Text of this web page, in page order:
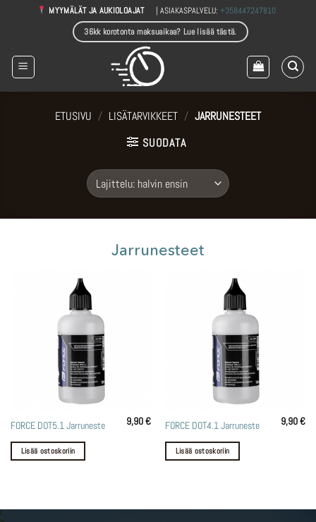
MYYMÄLÄT JA AUKIOLOAJAT | ASIAKASPALVELU:+358447247810
36kk korotonta maksuaikaa? Lue lisää tästä.
ETUSIVU / LISÄTARVIKKEET / JARRUNESTEET
SUODATA
Jarrunesteet
FORCE DOT5.1 Jarruneste 9,90€
Lisää ostoskoriin
FORCE DOT4.1 Jarruneste 9,90€
Lisää ostoskoriin